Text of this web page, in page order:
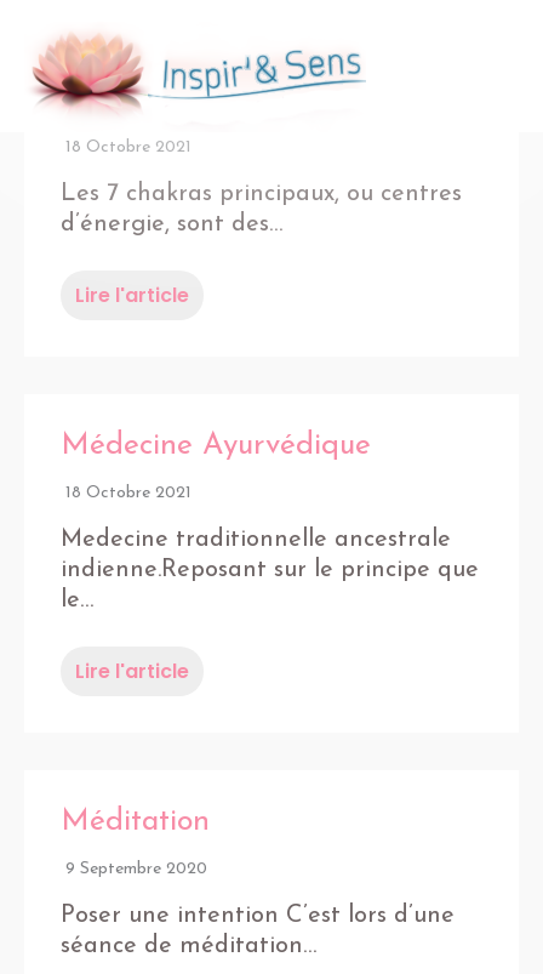
contenu
Les chakras
18 Octobre 2021
Les 7 chakras principaux, ou centres
d’énergie, sont des…
Lire l'article
Médecine Ayurvédique
18 Octobre 2021
Medecine traditionnelle ancestrale
indienne.Reposant sur le principe que
le…
Lire l'article
Méditation
9 Septembre 2020
Poser une intention C’est lors d’une
séance de méditation…